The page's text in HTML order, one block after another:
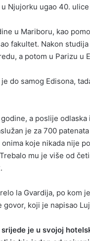
Njujorku ugao 40.
u Mariboru, kao
fakultet. Nakon
a potom u Parizu u
do samog Edisona,
a poslije
je za 700
koje nikada nije
mu je više od
la Gvardija, po kom
govor, koji je napisao
je u svojoj